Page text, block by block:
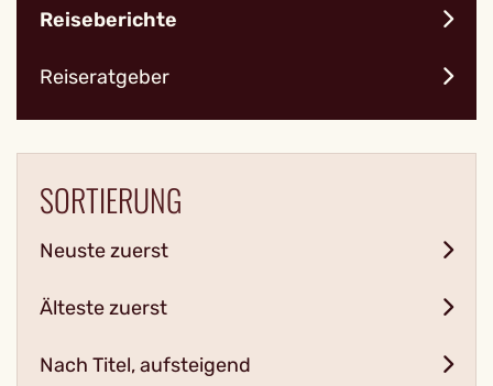
Reiseberichte
Reiseratgeber
SORTIERUNG
Neuste zuerst
Älteste zuerst
Nach Titel, aufsteigend